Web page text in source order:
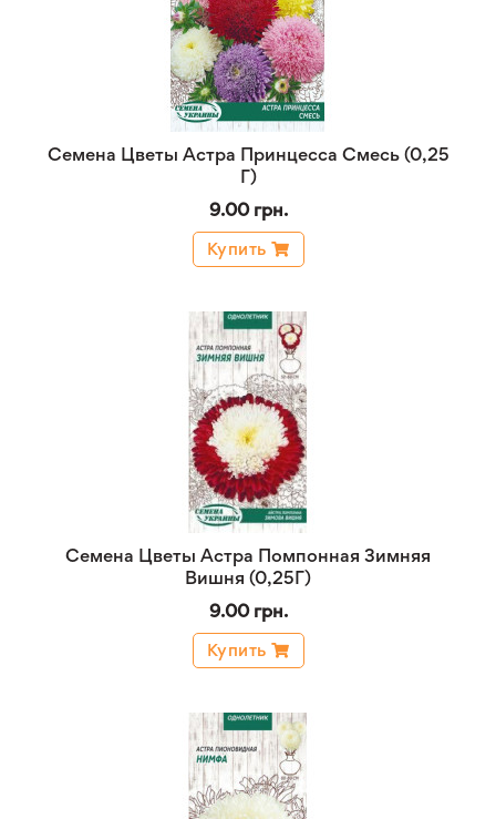
Семена Цветы Астра Принцесса Смесь (0,25
Г)
9.00 грн.
Купить
Семена Цветы Астра Помпонная Зимняя
Вишня (0,25Г)
9.00 грн.
Купить